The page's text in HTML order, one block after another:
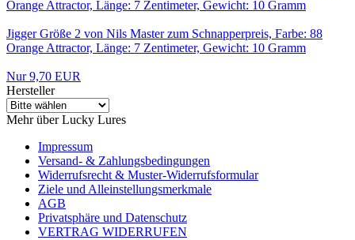
Jigger Größe 2 von Nils Master zum Schnapperpreis, Farbe: 88
Orange Attractor, Länge: 7 Zentimeter, Gewicht: 10 Gramm
Nur 9,70 EUR
Hersteller
Mehr über Lucky Lures
Impressum
Versand- & Zahlungsbedingungen
Widerrufsrecht & Muster-Widerrufsformular
Ziele und Alleinstellungsmerkmale
AGB
Privatsphäre und Datenschutz
VERTRAG WIDERRUFEN